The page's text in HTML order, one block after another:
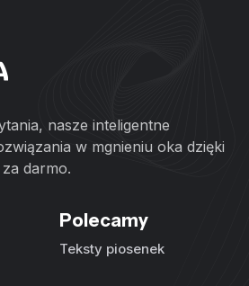
nasze inteligentne
w mgnieniu oka dzięki
darmo.
Polecamy
Teksty piosenek